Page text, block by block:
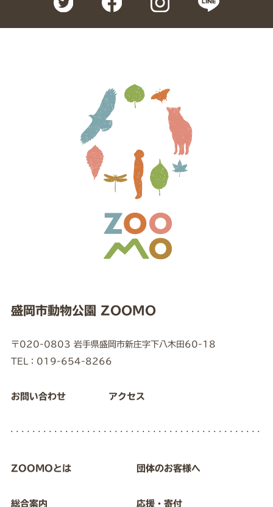
盛岡市動物公園 ZOOMO
〒020-0803 岩手県盛岡市新庄字下八木田60-18
TEL：019-654-8266
お問い合わせ アクセス
ZOOMOとは
総合案内
団体のお客様へ
応援・寄付